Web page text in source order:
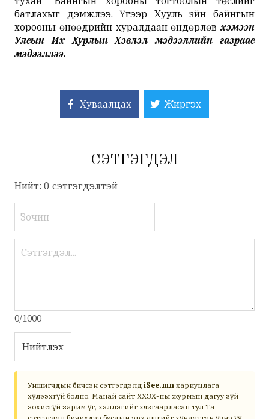
батлахыг дэмжлээ. Үүгээр Хууль зүйн байнгын
хорооны өнөөдрийн хуралдаан өндөрлөвхэмээн
Улсын Их Хурлын Хэвлэл мэдээллийн газраас
мэдээллээ.
Хуваалцах Жиргэх
СЭТГЭГДЭЛ
Нийт: 0 сэтгэгдэлтэй
0/1000
Нийтлэх
Уншигчдын бичсэн сэтгэгдэлд iSee.mn хариуцлага
хүлээхгүй болно. Манай сайт ХХЗХ-ны журмын дагуу зүй
зохисгүй зарим үг, хэллэгийг хязгаарласан тул Та